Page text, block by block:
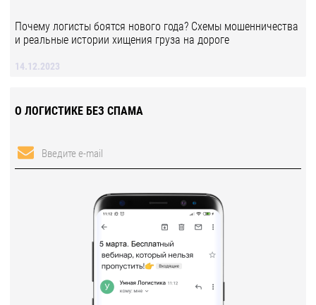
Почему логисты боятся нового года? Схемы мошенничества
и реальные истории хищения груза на дороге
14.12.2023
О ЛОГИСТИКЕ БЕЗ СПАМА